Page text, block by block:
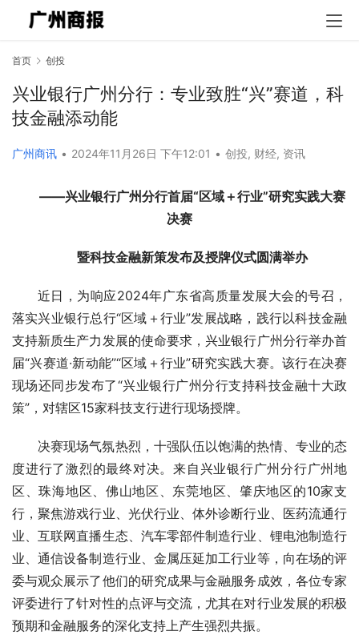
首页 创投
兴业银行广州分行：专业致胜“兴”赛道，科
技金融添动能
广州商讯 • 2024年11月26日 下午12:01 • 创投, 财经, 资讯
——兴业银行广州分行首届“区域＋行业”研究实践大赛
决赛
暨科技金融新策发布及授牌仪式圆满举办
近日，为响应2024年广东省高质量发展大会的号召，
落实兴业银行总行“区域＋行业”发展战略，践行以科技金融
支持新质生产力发展的使命要求，兴业银行广州分行举办首
届“兴赛道·新动能”“区域＋行业”研究实践大赛。该行在决赛
现场还同步发布了“兴业银行广州分行支持科技金融十大政
策”，对辖区15家科技支行进行现场授牌。
决赛现场气氛热烈，十强队伍以饱满的热情、专业的态
度进行了激烈的最终对决。来自兴业银行广州分行广州地
区、珠海地区、佛山地区、东莞地区、肇庆地区的10家支
行，聚焦游戏行业、光伏行业、体外诊断行业、医药流通行
业、互联网直播生态、汽车零部件制造行业、锂电池制造行
业、通信设备制造行业、金属压延加工行业等，向在场的评
委与观众展示了他们的研究成果与金融服务成效，各位专家
评委进行了针对性的点评与交流，尤其在对行业发展的积极
预期和金融服务的深化支持上产生强烈共振。